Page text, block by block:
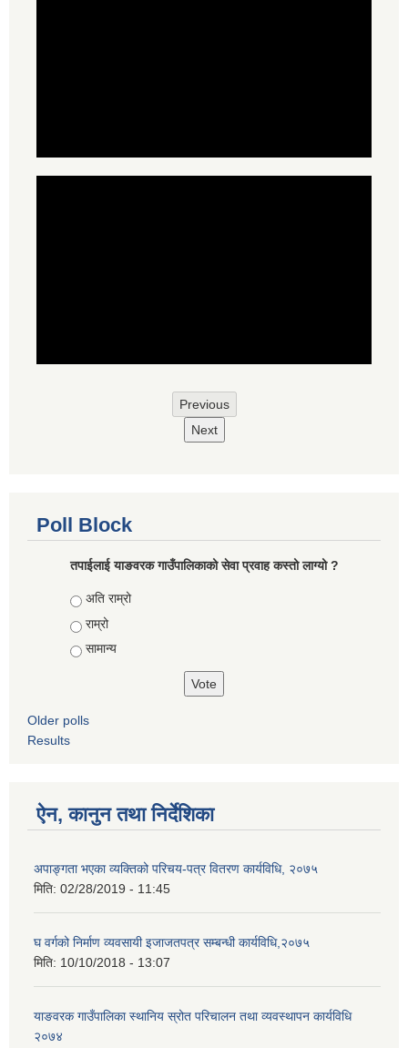
Previous
Next
Poll Block
तपाईलाई याङवरक गाउँपालिकाको सेवा प्रवाह कस्तो लाग्यो ?
Choices
अति राम्रो
राम्रो
सामान्य
Older polls
Results
ऐन, कानुन तथा निर्देशिका
अपाङ्गता भएका व्यक्तिको परिचय-पत्र वितरण कार्यविधि, २०७५
मिति: 02/28/2019 - 11:45
घ वर्गको निर्माण व्यवसायी इजाजतपत्र सम्बन्धी कार्यविधि,२०७५
मिति: 10/10/2018 - 13:07
याङवरक गाउँपालिका स्थानिय स्रोत परिचालन तथा व्यवस्थापन कार्यविधि
२०७४